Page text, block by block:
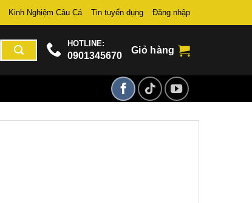
Kinh Nghiệm Câu Cá Tin tuyển dụng Đăng nhập
HOTLINE:
0901345670
Giỏ hàng